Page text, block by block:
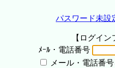
パスワード未設
【ログイン
ﾒｰﾙ・電話番号
メール・電話番